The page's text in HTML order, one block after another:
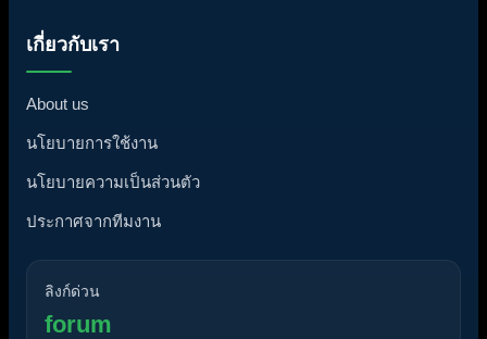
เกี่ยวกับเรา
About us
นโยบายการใช้งาน
นโยบายความเป็นส่วนตัว
ประกาศจากทีมงาน
ลิงก์ด่วน
forum